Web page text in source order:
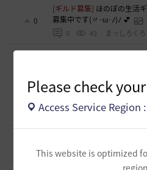
Please check
Access Service Region
This website is optimized
0
[ギルド募集] ほのぼの生活
募集中です(〃･ω･ﾉ)ﾉ 💕
0 43 まっしろく
おやじーぬ-日
1
[意見掲示板] 「制裁」とい
0 63 浅井ジーク
0 65 浅井ジーク